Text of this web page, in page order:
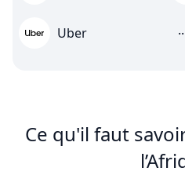
Uber
Ce qu'il faut